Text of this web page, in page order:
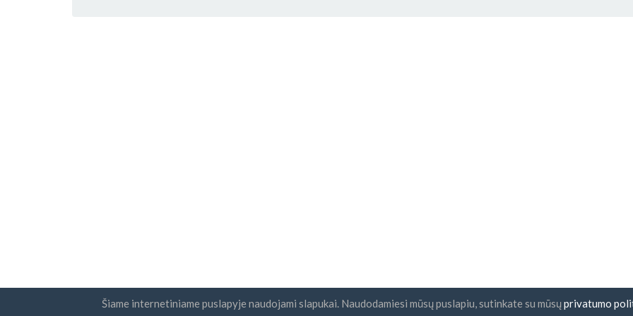
Šiame internetiniame puslapyje naudojami slapukai. Naudodamiesi mūsų puslapiu, sutinkate su mūsųprivatumo